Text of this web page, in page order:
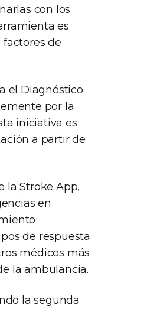
con los
es
de
el Diagnóstico
por la
iniciativa es
a partir de
la Stroke App,
en
de respuesta
médicos más
la ambulancia.
la segunda